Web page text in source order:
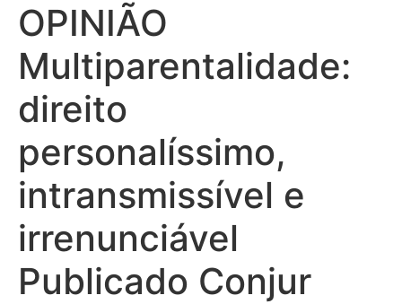
OPINIÃO
Multiparentalidade:
direito
personalíssimo,
intransmissível e
irrenunciável
Publicado Conjur